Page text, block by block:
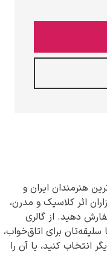
هنرمندان ایران و
اثر کلاسیک و مدرن،
دهید. از گالری
سلیقه‌تان برای اتاق‌خواب،
انتخاب کنید، یا آن را